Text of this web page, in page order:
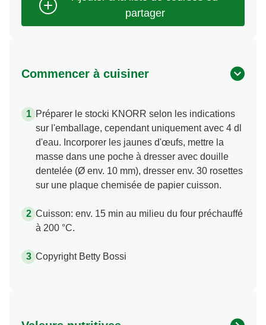
Commencer à cuisiner
Préparer le stocki KNORR selon les indications
sur l'emballage, cependant uniquement avec 4 dl
d'eau. Incorporer les jaunes d'œufs, mettre la
masse dans une poche à dresser avec douille
dentelée (Ø env. 10 mm), dresser env. 30 rosettes
sur une plaque chemisée de papier cuisson.
Cuisson: env. 15 min au milieu du four préchauffé
à 200 °C.
Copyright Betty Bossi